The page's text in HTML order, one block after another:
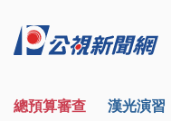
總預算審查 漢光演習